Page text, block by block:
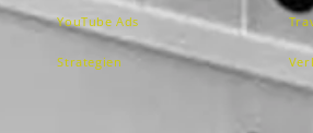
YouTube Ads
Strategien